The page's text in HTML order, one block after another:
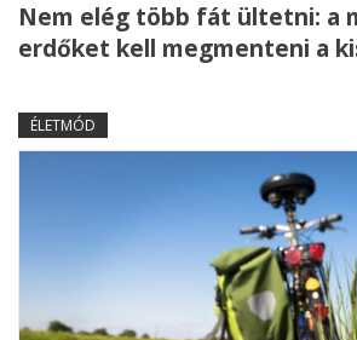
Nem elég több fát ültetni: a
erdőket kell megmenteni a
ÉLETMÓD